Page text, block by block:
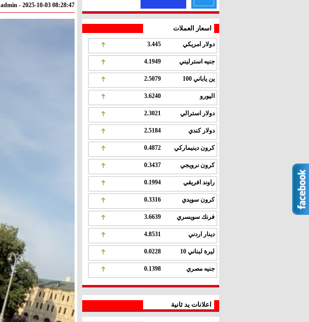
اسعار العملات
دولار امريكي 3.445
جنيه استرليني 4.1949
ين ياباني 100 2.5079
اليورو 3.6240
دولار استرالي 2.3021
دولار كندي 2.5184
كرون دينيماركي 0.4872
كرون نرويجي 0.3437
راوند افريقي 0.1994
كرون سويدي 0.3316
فرنك سويسري 3.6639
دينار اردني 4.8531
ليرة لبناني 10 0.0228
جنيه مصري 0.1398
اعلانات يد ثانية
admin - 2025-10-03 08:28:47